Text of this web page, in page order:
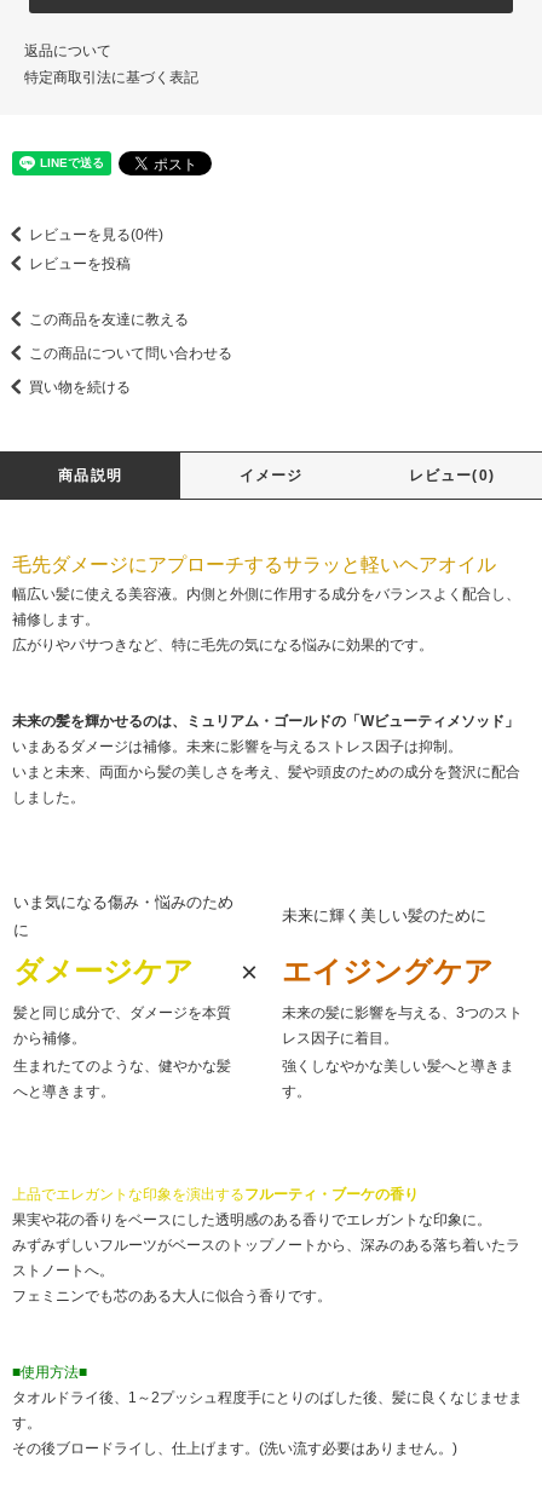
返品について
特定商取引法に基づく表記
レビューを見る(0件)
レビューを投稿
この商品を友達に教える
この商品について問い合わせる
買い物を続ける
商品説明 イメージ レビュー(0)
毛先ダメージにアプローチするサラッと軽いヘアオイル
幅広い髪に使える美容液。内側と外側に作用する成分をバランスよく配合し、
補修します。
広がりやパサつきなど、特に毛先の気になる悩みに効果的です。
未来の髪を輝かせるのは、ミュリアム・ゴールドの「Wビューティメソッド」
いまあるダメージは補修。未来に影響を与えるストレス因子は抑制。
いまと未来、両面から髪の美しさを考え、髪や頭皮のための成分を贅沢に配合
しました。
いま気になる傷み・悩みのため
に
未来に輝く美しい髪のために
ダメージケア × エイジングケア
髪と同じ成分で、ダメージを本質
から補修。
未来の髪に影響を与える、3つのスト
レス因子に着目。
生まれたてのような、健やかな髪
へと導きます。
強くしなやかな美しい髪へと導きま
す。
上品でエレガントな印象を演出するフルーティ・ブーケの香り
果実や花の香りをベースにした透明感のある香りでエレガントな印象に。
みずみずしいフルーツがベースのトップノートから、深みのある落ち着いたラ
ストノートへ。
フェミニンでも芯のある大人に似合う香りです。
■使用方法■
タオルドライ後、1～2プッシュ程度手にとりのばした後、髪に良くなじませま
す。
その後ブロードライし、仕上げます。(洗い流す必要はありません。)